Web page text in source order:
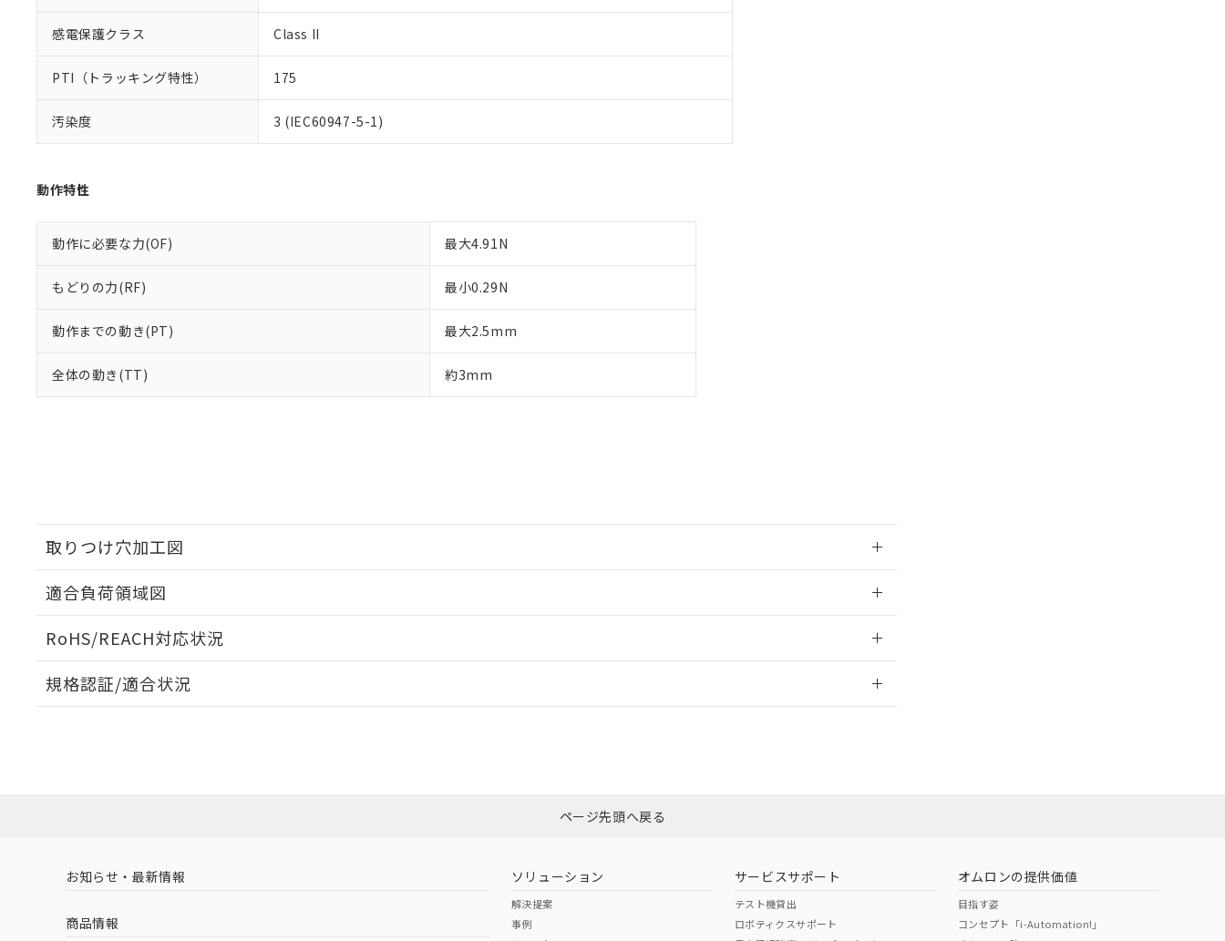
感電保護クラス Class II
PTI（トラッキング特性） 175
汚染度 3 (IEC60947-5-1)
動作特性
動作に必要な力(OF) 最大4.91N
もどりの力(RF) 最小0.29N
動作までの動き(PT) 最大2.5mm
全体の動き(TT) 約3mm
取りつけ穴加工図
適合負荷領域図
RoHS/REACH対応状況
EU RoHS 注意事項・凡例
ダウンロードはこちら
中国 RoHS 注意事項・凡例
規格認証/適合状況
既に当社にて対応品への在庫切替を完了していることから、特段のことがない限り、2022年1月12日よ
り割愛しております。
ページ先頭へ戻る
お知らせ・最新情報
商品情報
ソリューション
解決提案
事例
サービスサポート
テスト機貸出
ロボティクスサポート
オムロンの提供価値
目指す姿
コンセプト「i-Automation!」